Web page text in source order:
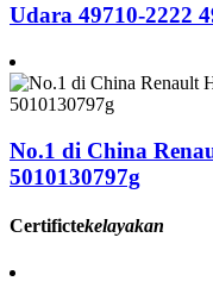
Udara 49710-2222
No.1 di China
5010130797g
Certifictekelayakan